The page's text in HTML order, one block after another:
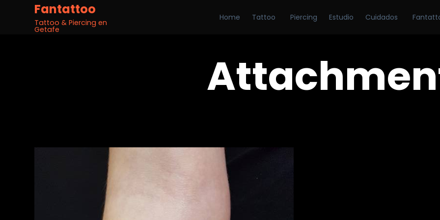
Fantattoo
Tattoo & Piercing en
Getafe
Home Tattoo Piercing Estudio Cuidados